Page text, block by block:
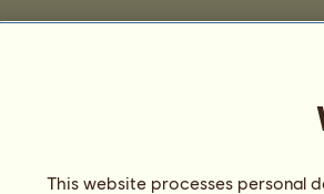
This website processes personal